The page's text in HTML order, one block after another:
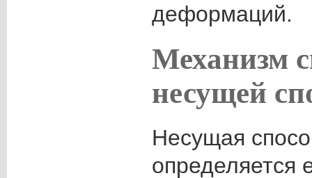
деформаций.
Механизм
несущей
Несущая
определяется